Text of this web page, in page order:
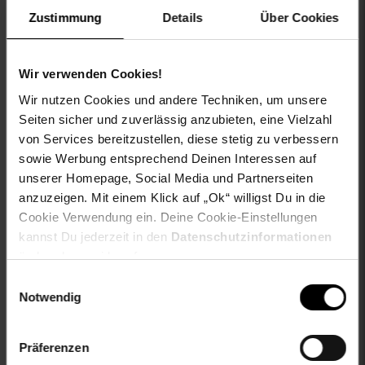
Zustimmung Details Über Cookies
Wir verwenden Cookies!
Wir nutzen Cookies und andere Techniken, um unsere
Seiten sicher und zuverlässig anzubieten, eine Vielzahl
von Services bereitzustellen, diese stetig zu verbessern
sowie Werbung entsprechend Deinen Interessen auf
unserer Homepage, Social Media und Partnerseiten
anzuzeigen. Mit einem Klick auf „Ok“ willigst Du in die
Cookie Verwendung ein. Deine Cookie-Einstellungen
kannst Du jederzeit in den Datenschutzinformationen
ändern bzw. widerrufen.
Notwendig
Präferenzen
material-oberstoff-mittlere-schicht: 100%
not_applicable
material-oberstoff-oberer-teil: 100% not_applicable
material-oberstoff-rueckseite: 100% not_applicable
material-verzierung: 100% not_applicable
material_futter: 100% not_applicable
oberstoff_unterer_teil: 100% not_applicable
proftextilpflege: Keine chemische Reinigung möglich
sleeve_material: 100% not_applicable
trocknen: Trocknen auf der Wäscheleine
zweites-aussenmaterial: 100% not_applicable
Gewählte Variante:
color: Black
VG-Größe: L